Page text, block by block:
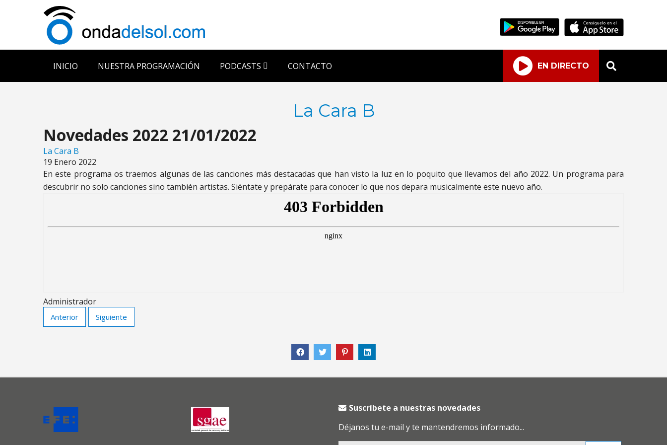
INICIO NUESTRA PROGRAMACIÓN PODCASTS CONTACTO EN DIRECTO
La Cara B
Novedades 2022 21/01/2022
La Cara B
19 Enero 2022
En este programa os traemos algunas de las canciones más destacadas que han visto la luz en lo poquito que llevamos del año 2022. Un programa para
descubrir no solo canciones sino también artistas. Siéntate y prepárate para conocer lo que nos depara musicalmente este nuevo año.
Administrador
Anterior Siguiente
Suscríbete a nuestras novedades
Déjanos tu e-mail y te mantendremos informado...